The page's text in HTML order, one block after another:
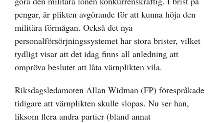
pengar, är plikten avgörande för att kunna höja den
militära förmågan. Också det nya
personalförsörjningssystemet har stora brister, vilket
tydligt visar att det idag finns all anledning att
ompröva beslutet att låta värnplikten vila.
Riksdagsledamoten Allan Widman (FP) förespråkade
tidigare att värnplikten skulle slopas. Nu ser han,
liksom flera andra partier (bland annat